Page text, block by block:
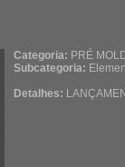
Categoria: PRÉ
Subcategoria:
Detalhes: